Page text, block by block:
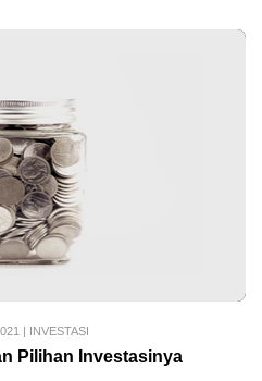
| INVESTASI
Pilihan Investasinya